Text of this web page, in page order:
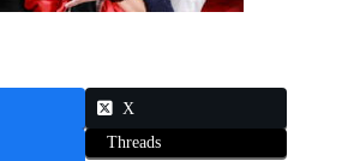
X
Threads